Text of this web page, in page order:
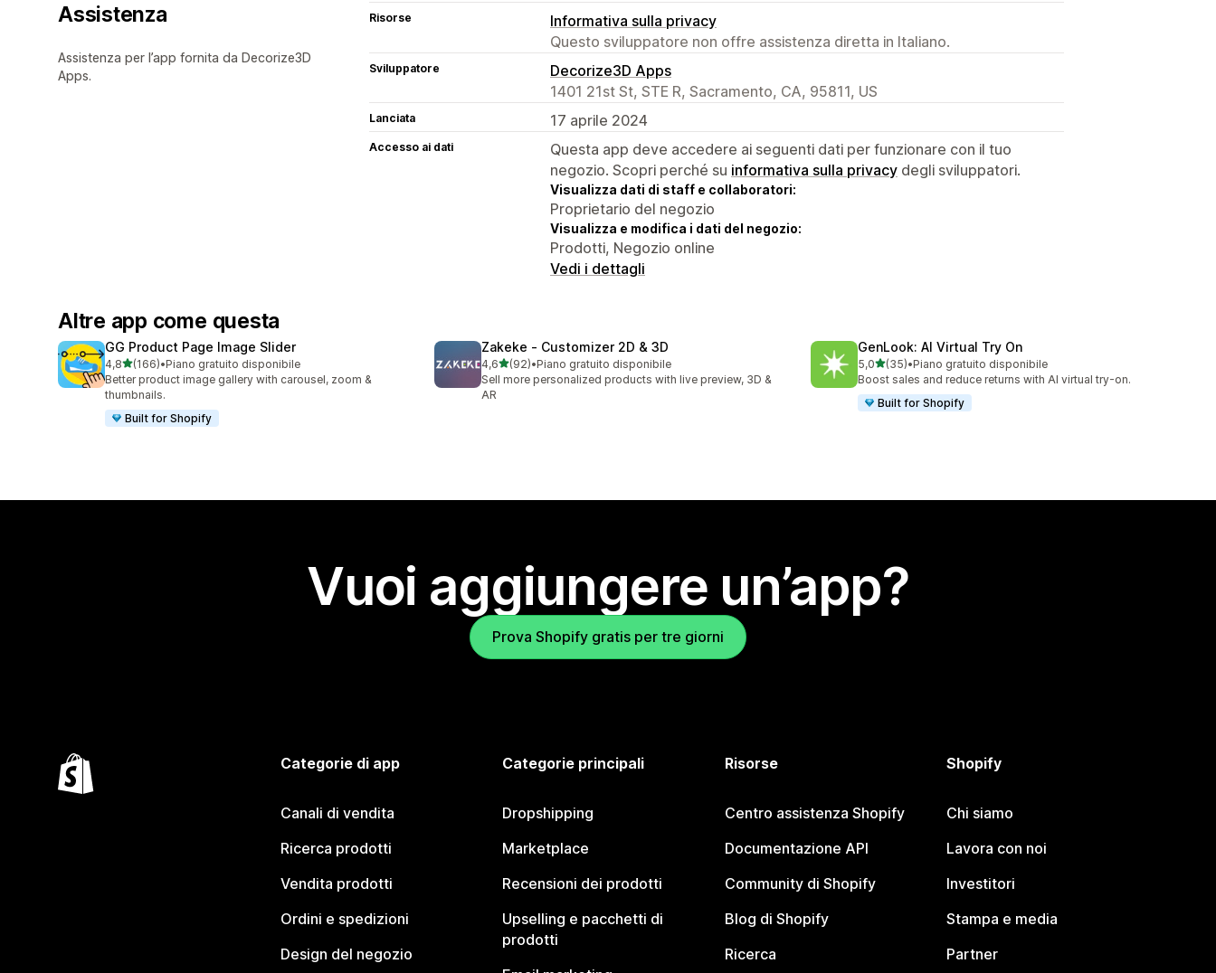
Assistenza
Assistenza per l’app fornita da Decorize3D
Apps.
Risorse
Informativa sulla privacy
Questo sviluppatore non offre assistenza diretta in Italiano.
Sviluppatore
Decorize3D Apps
1401 21st St, STE R, Sacramento, CA, 95811, US
Lanciata 17 aprile 2024
Accesso ai dati
Questa app deve accedere ai seguenti dati per funzionare con il tuo
negozio. Scopri perché su informativa sulla privacy degli sviluppatori.
Visualizza dati di staff e collaboratori:
Proprietario del negozio
Visualizza e modifica i dati del negozio:
Prodotti, Negozio online
Vedi i dettagli
Altre app come questa
GG Product Page Image Slider
4,8stelle su 5
(166)
166 recensioni totali
•Piano gratuito disponibile
Better product image gallery with carousel, zoom &
thumbnails.
Built for Shopify
Zakeke ‑ Customizer 2D & 3D
4,6stelle su 5
(92)
92 recensioni totali
•Piano gratuito disponibile
Sell more personalized products with live preview, 3D &
AR
GenLook: AI Virtual Try On
5,0stelle su 5
(35)
35 recensioni totali
•Piano gratuito disponibile
Boost sales and reduce returns with AI virtual try-on.
Built for Shopify
Vuoi aggiungere un’app?
Prova Shopify gratis per tre giorni
Categorie di app
Canali di vendita
Ricerca prodotti
Vendita prodotti
Ordini e spedizioni
Design del negozio
Categorie principali
Dropshipping
Marketplace
Recensioni dei prodotti
Upselling e pacchetti di
prodotti
Risorse
Centro assistenza Shopify
Documentazione API
Community di Shopify
Blog di Shopify
Ricerca
Shopify
Chi siamo
Lavora con noi
Investitori
Stampa e media
Partner